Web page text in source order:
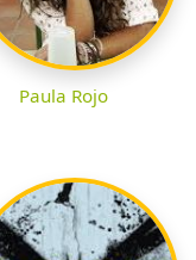
Paula Rojo